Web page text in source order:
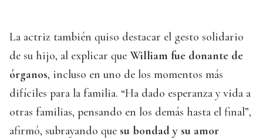
La actriz también quiso destacar el gesto solidario
de su hijo, al explicar que William fue donante de
órganos, incluso en uno de los momentos más
difíciles para la familia. “Ha dado esperanza y vida a
otras familias, pensando en los demás hasta el final”,
afirmó, subrayando que su bondad y su amor